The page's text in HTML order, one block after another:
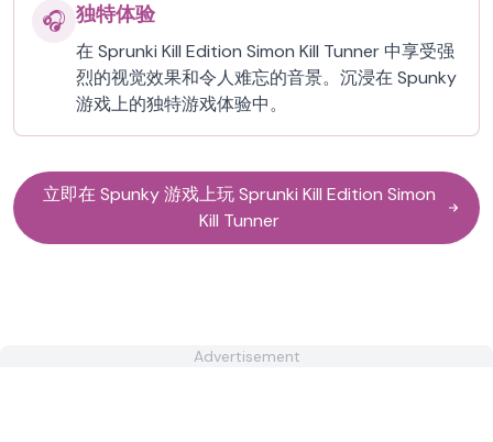
🎧 独特体验
在 Sprunki Kill Edition Simon Kill Tunner 中享受强
烈的视觉效果和令人难忘的音景。沉浸在 Spunky
游戏上的独特游戏体验中。
立即在 Spunky 游戏上玩 Sprunki Kill Edition Simon
Kill Tunner
Advertisement